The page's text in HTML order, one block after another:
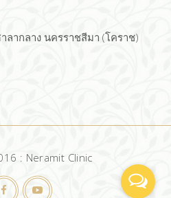
ลากลาง นครราชสีมา (โคราช)
: Neramit Clinic